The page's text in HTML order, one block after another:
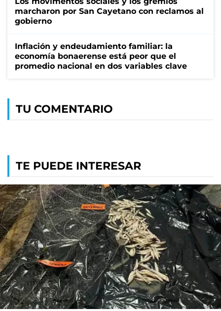
marcharon por San Cayetano con reclamos al
gobierno
Inflación y endeudamiento familiar: la
economía bonaerense está peor que el
promedio nacional en dos variables clave
TU COMENTARIO
TE PUEDE INTERESAR